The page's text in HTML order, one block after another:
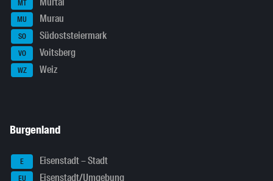
MT
MU Murau
SO Südoststeiermark
VO Voitsberg
WZ Weiz
Burgenland
E Eisenstadt – Stadt
EU Eisenstadt/Umgebung